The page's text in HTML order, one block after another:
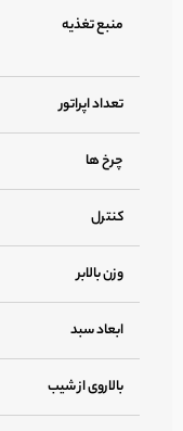
منبع تغذیه
تعداد اپراتور
چرخ ها
کنترل
وزن بالابر
ابعاد سبد
بالاروی از شیب